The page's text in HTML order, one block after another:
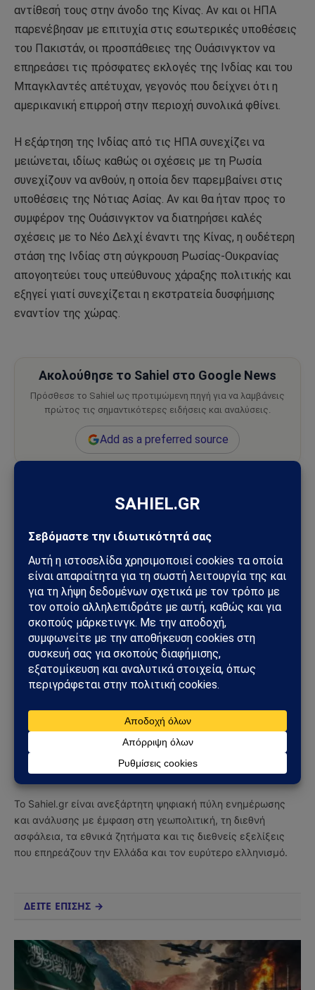
αντίθεσή τους στην άνοδο της Κίνας. Αν και οι ΗΠΑ
παρενέβησαν με επιτυχία στις εσωτερικές υποθέσεις
του Πακιστάν, οι προσπάθειες της Ουάσινγκτον να
επηρεάσει τις πρόσφατες εκλογές της Ινδίας και του
Μπαγκλαντές απέτυχαν, γεγονός που δείχνει ότι η
αμερικανική επιρροή στην περιοχή συνολικά φθίνει.
Η εξάρτηση της Ινδίας από τις ΗΠΑ συνεχίζει να
μειώνεται, ιδίως καθώς οι σχέσεις με τη Ρωσία
συνεχίζουν να ανθούν, η οποία δεν παρεμβαίνει στις
υποθέσεις της Νότιας Ασίας. Αν και θα ήταν προς το
συμφέρον της Ουάσινγκτον να διατηρήσει καλές
σχέσεις με το Νέο Δελχί έναντι της Κίνας, η ουδέτερη
στάση της Ινδίας στη σύγκρουση Ρωσίας-Ουκρανίας
απογοητεύει τους υπεύθυνους χάραξης πολιτικής και
εξηγεί γιατί συνεχίζεται η εκστρατεία δυσφήμισης
εναντίον της χώρας.
Ακολούθησε το Sahiel στο Google News
Πρόσθεσε το Sahiel ως προτιμώμενη πηγή για να λαμβάνεις
πρώτος τις σημαντικότερες ειδήσεις και αναλύσεις.
Add as a preferred source
άνθρακα Βλαδιβοστόκ
ρωσικού
Ακολουθήστε στο Instagram
Ακολουθήστε στο YouTube
Sahiel Newsroom
Facebook
X
(Twitter)
PinterestInstagram
Tumblr
Το Sahiel.gr είναι ανεξάρτητη ψηφιακή πύλη ενημέρωσης
και ανάλυσης με έμφαση στη γεωπολιτική, τη διεθνή
ασφάλεια, τα εθνικά ζητήματα και τις διεθνείς εξελίξεις
που επηρεάζουν την Ελλάδα και τον ευρύτερο ελληνισμό.
ΔΕΙΤΕ ΕΠΙΣΗΣ →